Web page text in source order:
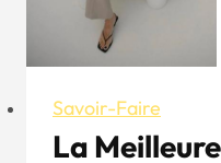
Savoir-Faire
La